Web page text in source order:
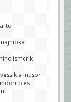
ismerik
a musor
es